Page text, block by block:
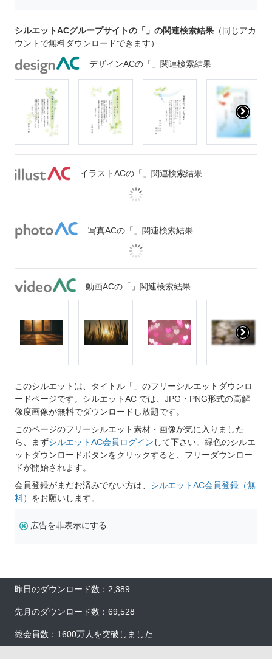
シルエットACグループサイトの「」の関連検索結果 （同じアカ
ウントで無料ダウンロードできます）
デザインACの「」関連検索結果
イラストACの「」関連検索結果
写真ACの「」関連検索結果
動画ACの「」関連検索結果
このシルエットは、タイトル「」のフリーシルエットダウンロ
ードページです。シルエットAC では、JPG・PNG形式の高解
像度画像が無料でダウンロードし放題です。
このページのフリーシルエット素材・画像が気に入りました
ら、まずシルエットAC会員ログイン して下さい。緑色のシルエ
ットダウンロードボタンをクリックすると、フリーダウンロー
ドが開始されます。
会員登録がまだお済みでない方は、 シルエットAC会員登録（無
料） をお願いします。
広告を非表示にする
昨日のダウンロード数：2,389
先月のダウンロード数：69,528
総会員数：1600万人を突破しました